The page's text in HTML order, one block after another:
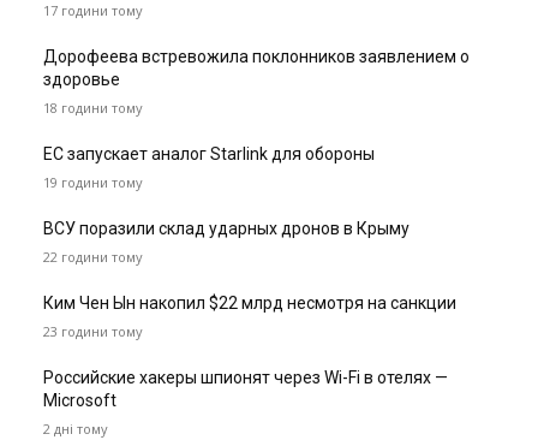
17 години тому
Дорофеева встревожила поклонников заявлением о
здоровье
18 години тому
ЕС запускает аналог Starlink для обороны
19 години тому
ВСУ поразили склад ударных дронов в Крыму
22 години тому
Ким Чен Ын накопил $22 млрд несмотря на санкции
23 години тому
Российские хакеры шпионят через Wi-Fi в отелях —
Microsoft
2 дні тому